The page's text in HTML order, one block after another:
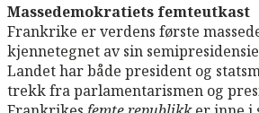
Massedemokratiets femteutkast
Frankrike er verdens første
kjennetegnet av sin
Landet har både president og
trekk fra parlamentarismen og